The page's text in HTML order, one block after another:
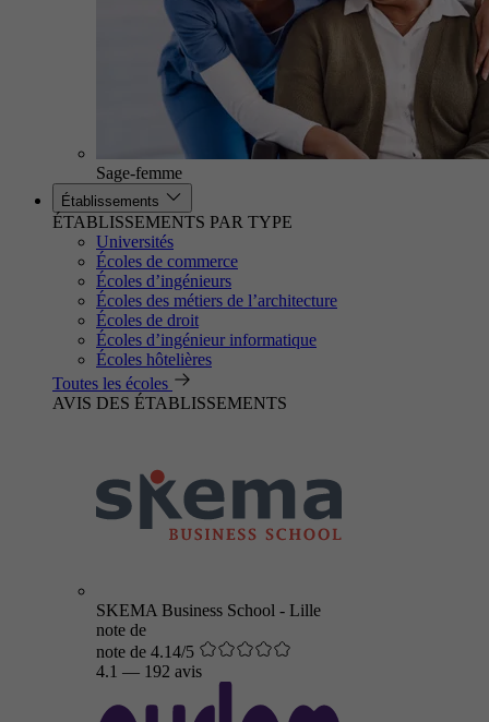
Sage-femme
Établissements
ÉTABLISSEMENTS PAR TYPE
Universités
Écoles de commerce
Écoles d’ingénieurs
Écoles des métiers de l’architecture
Écoles de droit
Écoles d’ingénieur informatique
Écoles hôtelières
Toutes les écoles
AVIS DES ÉTABLISSEMENTS
SKEMA Business School - Lille
note de
note de 4.14/5
4.1 — 192 avis